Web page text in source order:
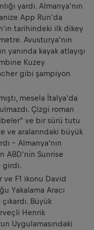
yardı. Almanya'nın
App Run'da
tarihindeki ilk dikey
Avusturya'nın
yanında kayak atlayışı
Kuzey
gibi şampiyon
mesela İtalya'da
Çizgi roman
ve bir sürü tutu
ve aralarındaki büyük
- Almanya'nın
ABD'nin Sunrise
girdi.
ve F1 ikonu David
Yakalama Aracı
Büyük
Henrik
Uygulamasındaki